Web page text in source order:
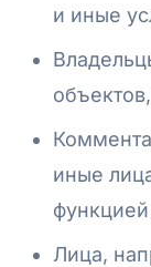
и иные
иные
Лица,